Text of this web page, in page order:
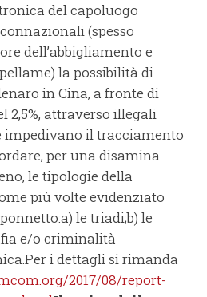
del capoluogo
(spesso
dell’abbigliamento e
la possibilità di
in Cina, a fronte di
2,5%, attraverso illegali
il tracciamento
per una disamina
le tipologie della
più volte evidenziato
le triadi;b) le
e/o criminalità
i dettagli si rimanda
2017/08/report-